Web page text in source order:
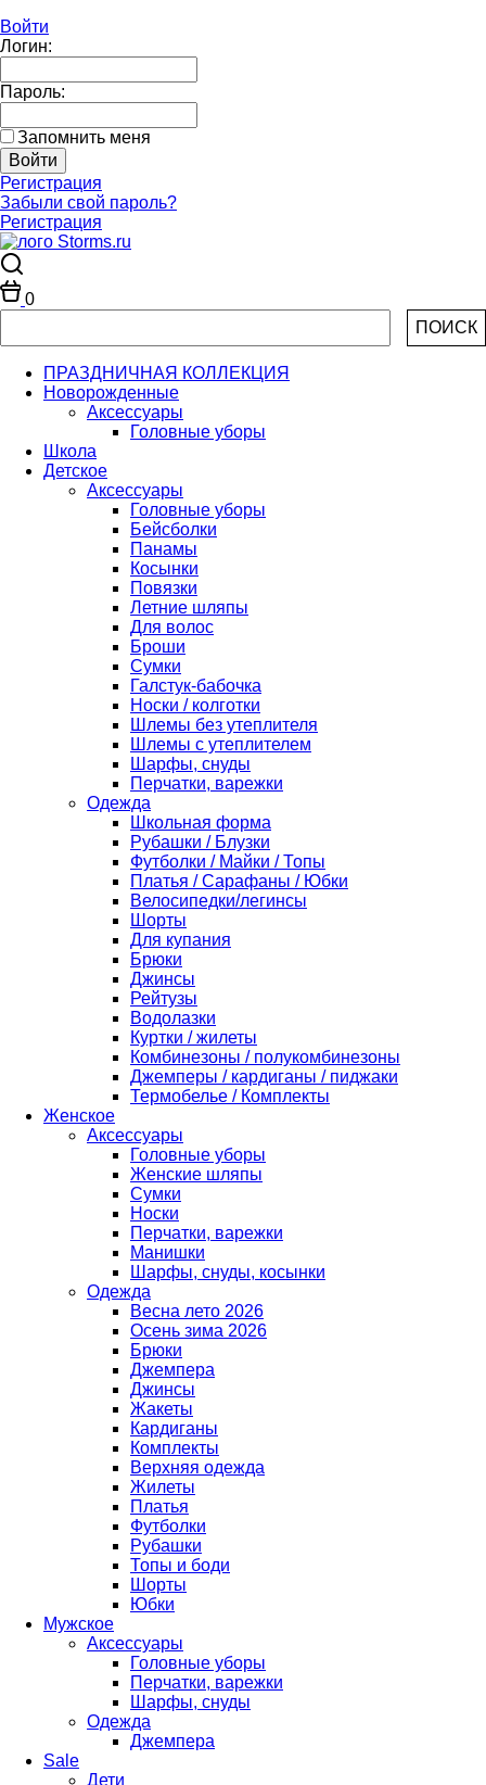
Войти
Логин:
Пароль:
Запомнить меня
Регистрация
Забыли свой пароль?
Регистрация
0
ПРАЗДНИЧНАЯ КОЛЛЕКЦИЯ
Новорожденные
Аксессуары
Головные уборы
Школа
Детское
Аксессуары
Головные уборы
Бейсболки
Панамы
Косынки
Повязки
Летние шляпы
Для волос
Броши
Сумки
Галстук-бабочка
Носки / колготки
Шлемы без утеплителя
Шлемы с утеплителем
Шарфы, снуды
Перчатки, варежки
Одежда
Школьная форма
Рубашки / Блузки
Футболки / Майки / Топы
Платья / Сарафаны / Юбки
Велосипедки/легинсы
Шорты
Для купания
Брюки
Джинсы
Рейтузы
Водолазки
Куртки / жилеты
Комбинезоны / полукомбинезоны
Джемперы / кардиганы / пиджаки
Термобелье / Комплекты
Женское
Аксессуары
Головные уборы
Женские шляпы
Сумки
Носки
Перчатки, варежки
Манишки
Шарфы, снуды, косынки
Одежда
Весна лето 2026
Осень зима 2026
Брюки
Джемпера
Джинсы
Жакеты
Кардиганы
Комплекты
Верхняя одежда
Жилеты
Платья
Футболки
Рубашки
Топы и боди
Шорты
Юбки
Мужское
Аксессуары
Головные уборы
Перчатки, варежки
Шарфы, снуды
Одежда
Джемпера
Sale
Дети